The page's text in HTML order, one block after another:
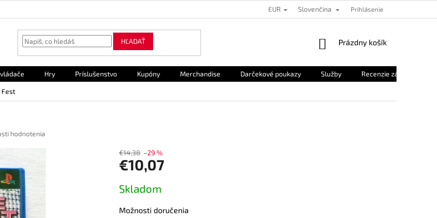
EUR Slovenčina Prihlásenie
HĽADAŤ
NÁKUPNÝ
Prázdny košík
Hry Príslušenstvo Kupóny Merchandise Darčekové poukazy Služby Recenzie zákazníkov
Fest
hodnotenia
€14,38 –29 %
€10,07
cena:
Skladom
Možnosti doručenia